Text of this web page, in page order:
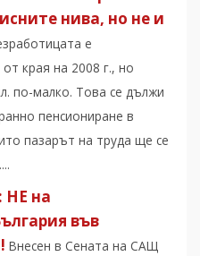
нива, но не и
е
края на 2008 г., но
по-малко. Това се дължи
пенсиониране в
пазарът на труда ще се
НЕ на
във
Внесен в Сената на САЩ